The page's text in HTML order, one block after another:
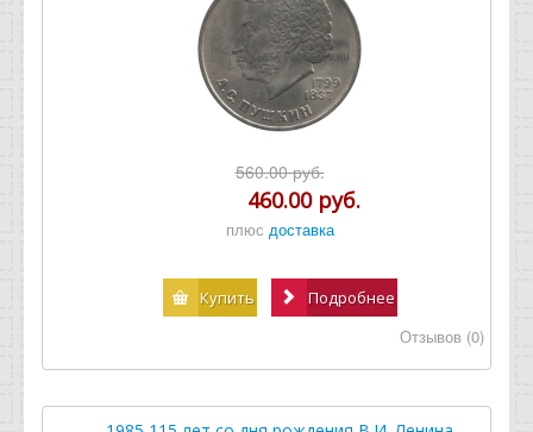
560.00 руб.
460.00 руб.
плюс доставка
Купить Подробнее
Отзывов (0)